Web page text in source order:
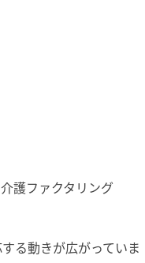
護ファクタリング
る動きが広がっていま